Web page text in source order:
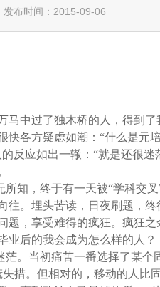
发布时间：2015-09-06
马中过了独木桥的人，得到
各方疑虑如潮：“什么是元
反应如出一辙：“就是还很
知，终于有一天被“学科交叉
往。埋头苦读，日夜刷题，
题，享受难得的疯狂。疯狂
业后的我会成为怎么样的人？
。当初痛苦一番选择了某个
失措。但相对的，移动的人比